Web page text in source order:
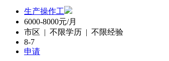
生产操作工
6000-8000元/月
市区 | 不限学历 | 不限经验
8-7
申请